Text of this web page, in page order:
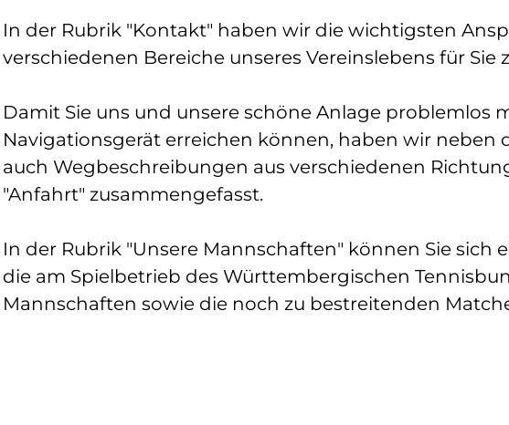
In der Rubrik "Kontakt" haben wir die wichtigsten
verschiedenen Bereiche unseres Vereinslebens für Sie
Damit Sie uns und unsere schöne Anlage problemlos
Navigationsgerät erreichen können, haben wir neben
auch Wegbeschreibungen aus verschiedenen
"Anfahrt" zusammengefasst.
In der Rubrik "Unsere Mannschaften" können Sie sich
die am Spielbetrieb des Württembergischen
Mannschaften sowie die noch zu bestreitenden